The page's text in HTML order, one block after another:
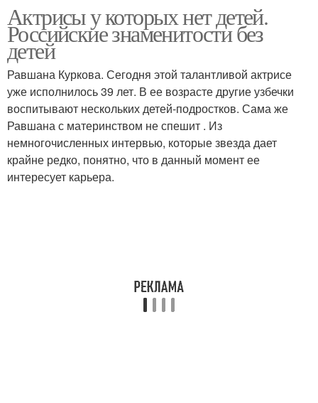
Актрисы у которых нет детей.
Российские знаменитости без
детей
Равшана Куркова. Сегодня этой талантливой актрисе
уже исполнилось 39 лет. В ее возрасте другие узбечки
воспитывают нескольких детей-подростков. Сама же
Равшана с материнством не спешит . Из
немногочисленных интервью, которые звезда дает
крайне редко, понятно, что в данный момент ее
интересует карьера.